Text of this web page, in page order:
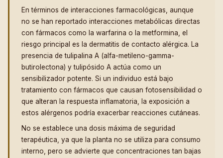
En términos de interacciones farmacológicas, aunque
no se han reportado interacciones metabólicas directas
con fármacos como la warfarina o la metformina, el
riesgo principal es la dermatitis de contacto alérgica. La
presencia de tulipalina A (alfa-metileno-gamma-
butirolectona) y tulipósido A actúa como un
sensibilizador potente. Si un individuo está bajo
tratamiento con fármacos que causan fotosensibilidad o
que alteran la respuesta inflamatoria, la exposición a
estos alérgenos podría exacerbar reacciones cutáneas.
No se establece una dosis máxima de seguridad
terapéutica, ya que la planta no se utiliza para consumo
interno, pero se advierte que concentraciones tan bajas